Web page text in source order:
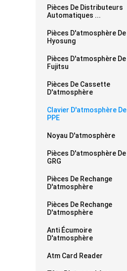
Pièces De Distributeurs
Automatiques ...
Pièces D'atmosphère De
Hyosung
Pièces D'atmosphère De
Fujitsu
Pièces De Cassette
D'atmosphère
Clavier D'atmosphère De
PPE
Noyau D'atmosphère
Pièces D'atmosphère De
GRG
Pièces De Rechange
D'atmosphère
Pièces De Rechange
D'atmosphère
Anti Écumoire
D'atmosphère
Atm Card Reader